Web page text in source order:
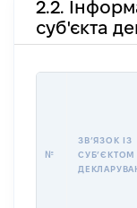
2.2.
суб'єкта
№
ЗВʼЯЗОК ІЗ
СУБʼЄКТОМ